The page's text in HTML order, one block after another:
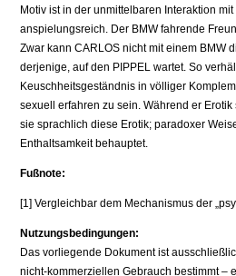
Mo­tiv ist in der unmittelbaren Interaktion
anspielungsreich. Der BMW fahrende
Zwar kann CARLOS nicht mit einem BMW
derjenige, auf den PIPPEL wartet. So
Keuschheitsgeständnis in völliger
sexuell erfahren zu sein. Während er
sie sprachlich diese Erotik; paradoxer
Enthaltsamkeit be­hauptet.
Fußnote:
[1] Vergleichbar dem Mechanismus der
Nutzungsbedingungen:
Das vorliegende Dokument ist
nicht-kommerziellen Gebrauch bestimmt –